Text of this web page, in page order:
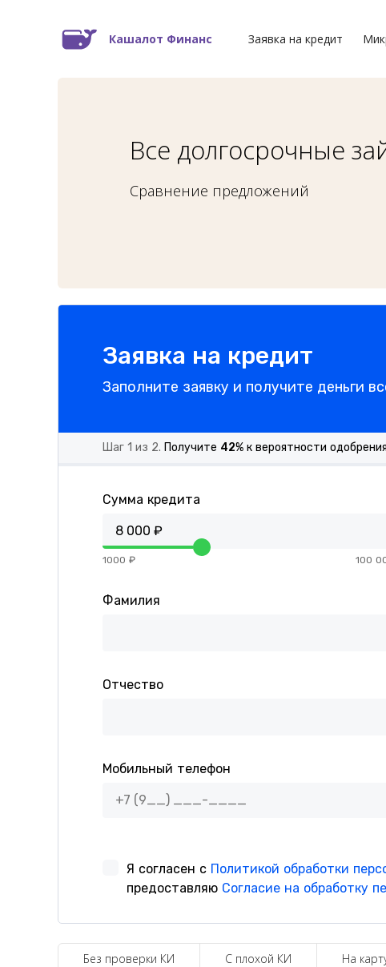
Кашалот Финанс Заявка на кредит
Все долгосрочные
Сравнение предложений
Без проверки КИ С плохой КИ На